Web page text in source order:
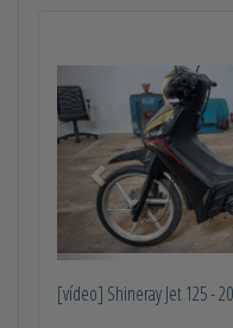
Anterior
[vídeo] Shineray Jet 125 -